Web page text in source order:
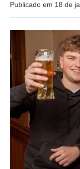
Publicado em 18 de